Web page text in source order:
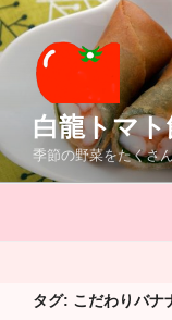
コ
ン
ス
白龍トマト
季節の野菜をたくさ
タグ: こだわりバナ